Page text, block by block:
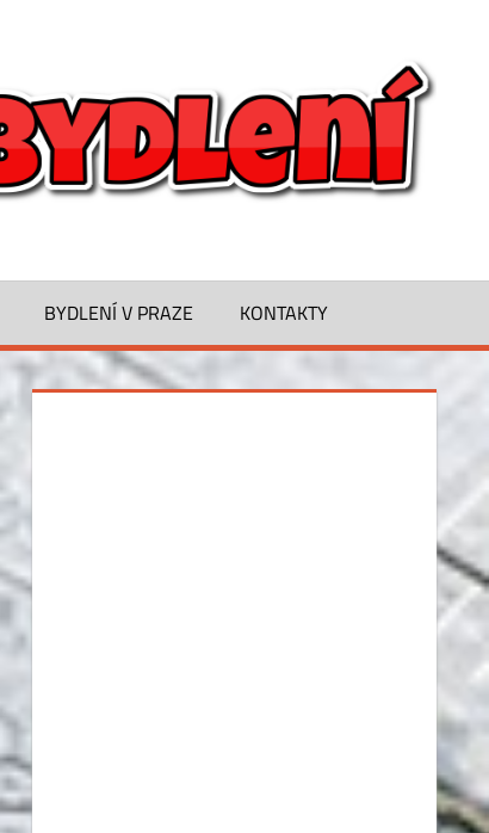
BYDLENÍ V PRAZE KONTAKTY